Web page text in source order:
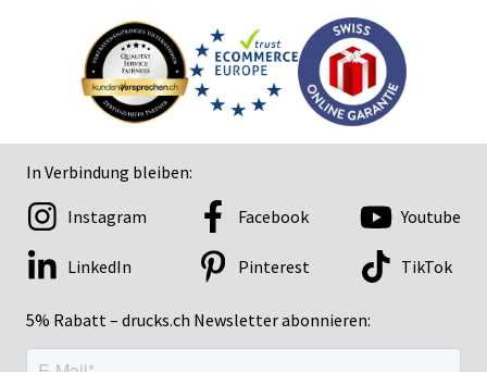
In Verbindung bleiben:
5% Rabatt – drucks.ch Newsletter abonnieren:
Instagram Facebook Youtube
LinkedIn Pinterest TikTok